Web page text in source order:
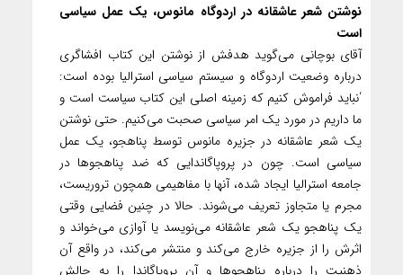
نوشتن شعر عاشقانه در اردوگاه مانوس، یک عمل سیاسی
است
آقای بوچانی می‌گوید هدفش از نوشتن این کتاب افشاگری
درباره وضعیت اردوگاه و سیستم سیاسی استرالیا بوده است:‌
‘نباید فراموش کنیم که زمینه اصلی این کتاب سیاست است و
ما داریم در مورد یک امر سیاسی صحبت می‌کنیم. حتی نوشتن
یک شعر عاشقانه در جزیره مانوس توسط پناهجو، یک عمل
سیاسی است. چون در پروپاگاندایی که ضد پناهجوها در
جامعه استرالیا ایجاد شده، آنها با مفاهیمی همچون تروریست،
مجرم یا متجاوز تعریف می‌شوند. ‌حالا در چنین فضایی وقتی
یک پناهجو یک شعر عاشقانه می‌نویسد یا آوازی می‌خواند و
اثرش را از جزیره خارج می‌کند و منتشر می‌کند، در واقع آن
ذهنیت را درباره پناهجوها و آن پروپاگاندا را به چالش